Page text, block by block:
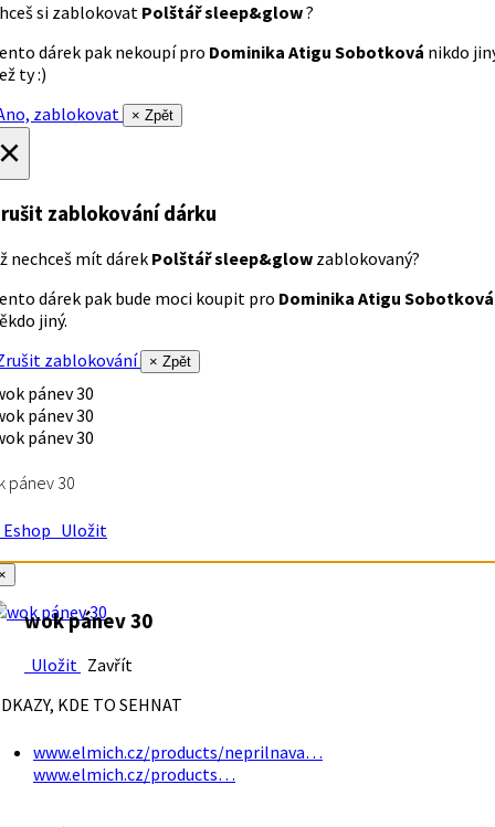
si zablokovat Polštář sleep&glow?
dárek pak nekoupí pro Dominika Atigu Sobotková nikdo
ty :)
zablokovat
× Zpět
zablokování dárku
nechceš mít dárek Polštář sleep&glow zablokovaný?
dárek pak bude moci koupit pro Dominika Atigu Sobotková
jiný.
zablokování
× Zpět
pánev 30
Uložit
wok pánev 30
Uložit Zavřít
KDE TO SEHNAT
www.elmich.cz/products/neprilnava…
www.elmich.cz/products…